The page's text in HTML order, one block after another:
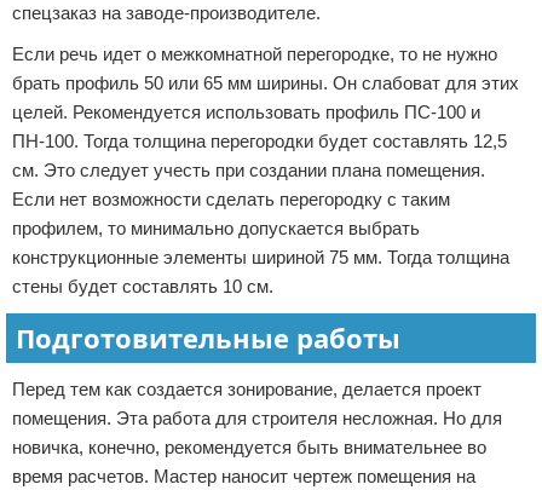
спецзаказ на заводе-производителе.
Если речь идет о межкомнатной перегородке, то не нужно
брать профиль 50 или 65 мм ширины. Он слабоват для этих
целей. Рекомендуется использовать профиль ПС-100 и
ПН-100. Тогда толщина перегородки будет составлять 12,5
см. Это следует учесть при создании плана помещения.
Если нет возможности сделать перегородку с таким
профилем, то минимально допускается выбрать
конструкционные элементы шириной 75 мм. Тогда толщина
стены будет составлять 10 см.
Подготовительные работы
Перед тем как создается зонирование, делается проект
помещения. Эта работа для строителя несложная. Но для
новичка, конечно, рекомендуется быть внимательнее во
время расчетов. Мастер наносит чертеж помещения на